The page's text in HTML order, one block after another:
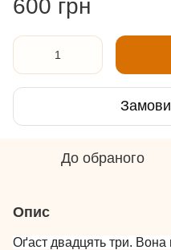
600 грн
До обраного
Опис
Оґаст двадцять три. Вона